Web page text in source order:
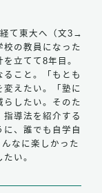
て東大へ（文3→
の教員になった
立てて8年目。
こと。「もとも
えたい。「塾に
らしたい。そのた
導法を紹介する
、誰でも自学自
なに楽しかった
い。